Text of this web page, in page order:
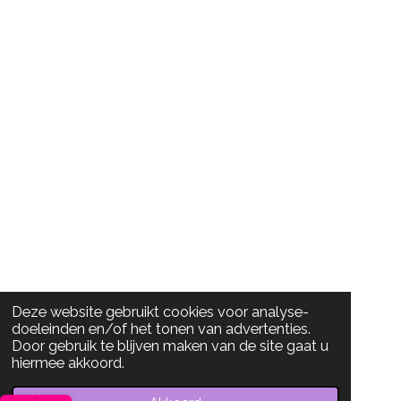
Deze website gebruikt cookies voor analyse-
doeleinden en/of het tonen van advertenties.
Door gebruik te blijven maken van de site gaat u
hiermee akkoord.